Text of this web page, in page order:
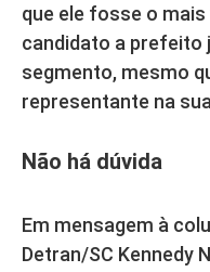
que ele fosse o
candidato a prefeito
segmento, mesmo
representante na
Não há dúvida
Em mensagem à
Detran/SC Kennedy